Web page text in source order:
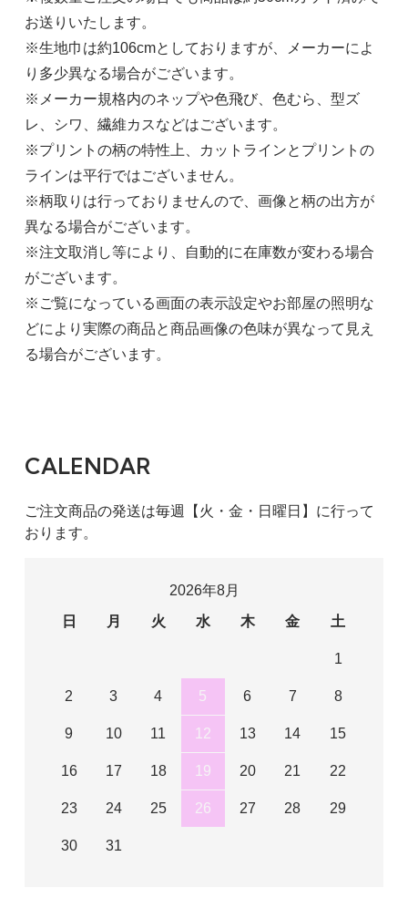
お送りいたします。
※生地巾は約106cmとしておりますが、メーカーによ
り多少異なる場合がございます。
※メーカー規格内のネップや色飛び、色むら、型ズ
レ、シワ、繊維カスなどはございます。
※プリントの柄の特性上、カットラインとプリントの
ラインは平行ではございません。
※柄取りは行っておりませんので、画像と柄の出方が
異なる場合がございます。
※注文取消し等により、自動的に在庫数が変わる場合
がございます。
※ご覧になっている画面の表示設定やお部屋の照明な
どにより実際の商品と商品画像の色味が異なって見え
る場合がございます。
CALENDAR
ご注文商品の発送は毎週【火・金・日曜日】に行って
おります。
2026年8月
日
月 火 水 木 金 土
1
2 3 4 5 6 7 8
9 10 11 12 13 14 15
16 17 18 19 20 21 22
23 24 25 26 27 28 29
30 31